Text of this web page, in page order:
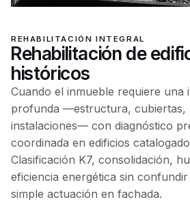
REHABILITACIÓN INTEGRAL
Rehabilitación de
históricos
Cuando el inmueble requiere una
profunda —estructura, cubiertas,
instalaciones— con diagnóstico
coordinada en edificios
Clasificación K7, consolidación,
eficiencia energética sin
simple actuación en fachada.